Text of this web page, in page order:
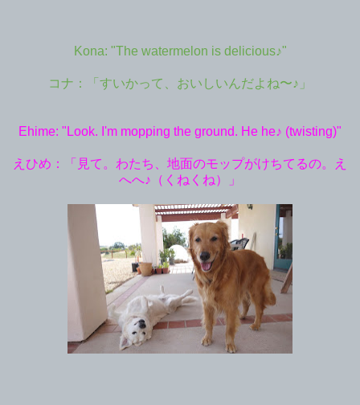
Kona: "The watermelon is delicious♪"
コナ：「すいかって、おいしいんだよね〜♪」
Ehime: "Look. I'm mopping the ground. He he♪ (twisting)"
えひめ：「見て。わたち、地面のモップがけちてるの。え
へへ♪（くねくね）」